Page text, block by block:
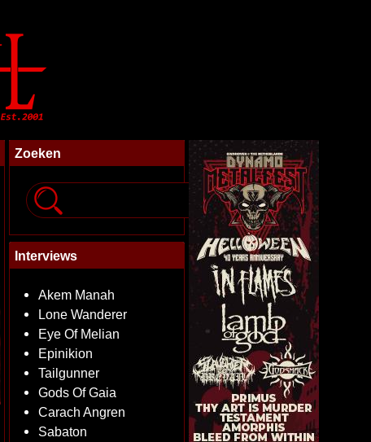
Zoeken
Interviews
Akem Manah
Lone Wanderer
Eye Of Melian
Epinikion
Tailgunner
Gods Of Gaia
Carach Angren
Sabaton